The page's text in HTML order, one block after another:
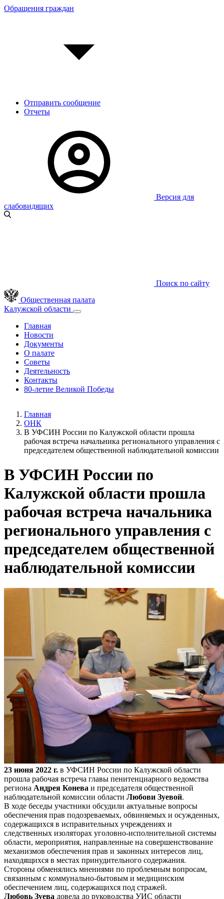
Обращения граждан
Отправить сообщение
Отчеты
Версия для
слабовидящих
Поиск по сайту
Общественная палата
Калужской области
Главная
Новости
Документы
О палате
Советы
Деятельность
Контакты
80-летие Великой Победы
Главная
ОНК
В УФСИН России по Калужской области прошла
рабочая встреча начальника регионального управления с
председателем общественной наблюдательной комиссии
В УФСИН России по
Калужской области прошла
рабочая встреча начальника
регионального управления с
председателем общественной
наблюдательной комиссии
23 июня 2022 г. в УФСИН России по Калужской области
прошла рабочая встреча главы пенитенциарного ведомства
региона Андрея Конева и председателя общественной
наблюдательной комиссии области Любови Зуевой.
В ходе беседы участники обсудили актуальные вопросы
обеспечения прав подозреваемых, обвиняемых и осужденных,
содержащихся в исправительных учреждениях и
следственных изоляторах уголовно-исполнительной системы
области, мероприятия, направленные на совершенствование
механизмов обеспечения прав и законных интересов лиц,
находящихся в местах принудительного содержания.
Стороны обменялись мнениями по проблемным вопросам,
связанным с коммунально-бытовым и медицинским
обеспечением лиц, содержащихся под стражей.
Любовь Зуева довела до руководства УИС области